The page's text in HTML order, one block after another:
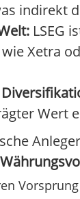
indirekt
LSEG
Xetra
Wert